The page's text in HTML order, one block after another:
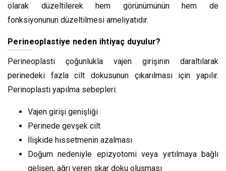
olarak düzeltilerek hem görünümünün hem de
fonksiyonunun düzeltilmesi ameliyatıdır.
Perineoplastiye neden ihtiyaç duyulur?
Perineoplasti çoğunlukla vajen girişinin daraltılarak
perinedeki fazla cilt dokusunun çıkarılması için yapılır.
Perinoplasti yapılma sebepleri:
Vajen girişi genişliği
Perinede gevşek cilt
İlişkide hissetmenin azalması
Doğum nedeniyle epizyotomi veya yırtılmaya bağlı
gelişen, ağrı veren skar doku oluşması